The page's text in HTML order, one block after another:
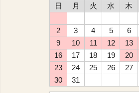
日
月 火 水 木
2
3 4 5 6
9
10 11 12 13
16
17 18 19 20
23
24 25 26 27
30
31